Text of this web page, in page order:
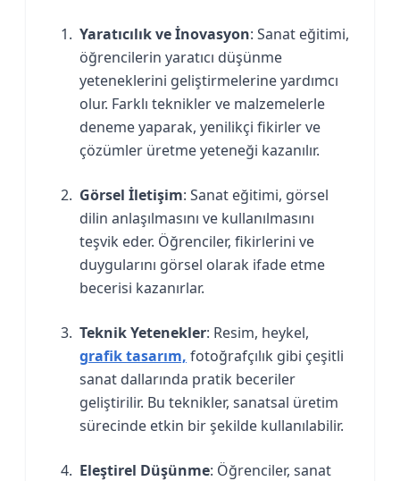
Yaratıcılık ve İnovasyon: Sanat eğitimi,
öğrencilerin yaratıcı düşünme
yeteneklerini geliştirmelerine yardımcı
olur. Farklı teknikler ve malzemelerle
deneme yaparak, yenilikçi fikirler ve
çözümler üretme yeteneği kazanılır.
Görsel İletişim: Sanat eğitimi, görsel
dilin anlaşılmasını ve kullanılmasını
teşvik eder. Öğrenciler, fikirlerini ve
duygularını görsel olarak ifade etme
becerisi kazanırlar.
Teknik Yetenekler: Resim, heykel,
grafik tasarım, fotoğrafçılık gibi çeşitli
sanat dallarında pratik beceriler
geliştirilir. Bu teknikler, sanatsal üretim
sürecinde etkin bir şekilde kullanılabilir.
Eleştirel Düşünme: Öğrenciler, sanat